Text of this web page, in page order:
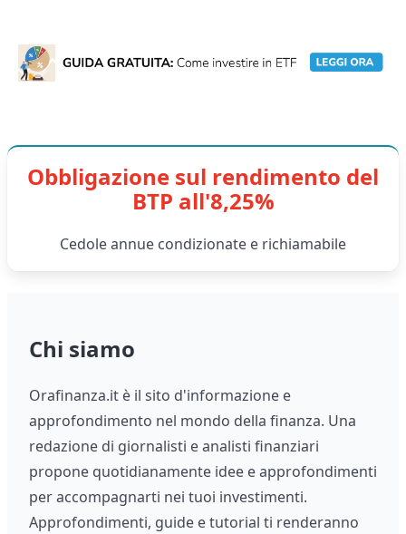
Obbligazione sul rendimento del
BTP all'8,25%
Cedole annue condizionate e richiamabile
Chi siamo
Orafinanza.it è il sito d'informazione e
approfondimento nel mondo della finanza. Una
redazione di giornalisti e analisti finanziari
propone quotidianamente idee e approfondimenti
per accompagnarti nei tuoi investimenti.
Approfondimenti, guide e tutorial ti renderanno